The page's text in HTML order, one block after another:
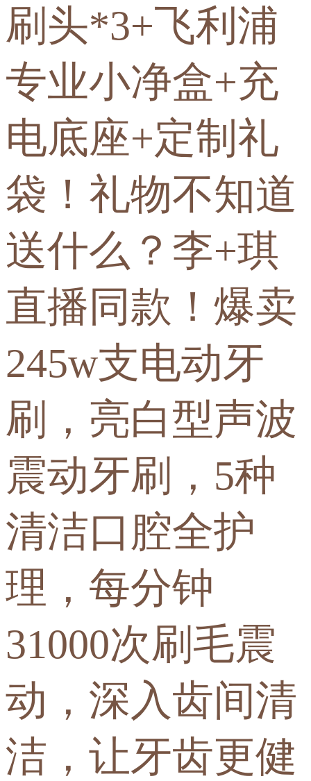
刷头*3+飞利浦
专业小净盒+充
电底座+定制礼
袋！礼物不知道
送什么？李+琪
直播同款！爆卖
245w支电动牙
刷，亮白型声波
震动牙刷，5种
清洁口腔全护
理，每分钟
31000次刷毛震
动，深入齿间清
洁，让牙齿更健